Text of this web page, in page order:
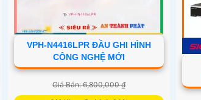
VPH-N4416LPR ĐẦU GHI HÌNH
CÔNG NGHỆ MỚI
Giá Bán: 6,800,000 ₫